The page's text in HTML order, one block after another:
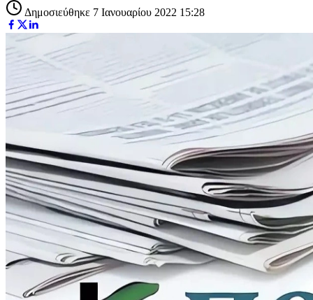
Δημοσιεύθηκε 7 Ιανουαρίου 2022 15:28